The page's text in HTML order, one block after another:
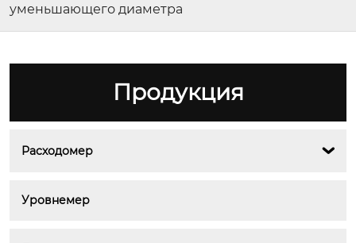
уменьшающего диаметра
Продукция
Расходомер 
Уровнемер